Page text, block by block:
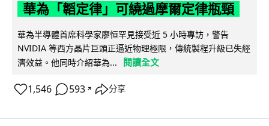
華為「韜定律」可繞過摩爾定律瓶頸
華為半導體首席科學家廖恒罕見接受近 5 小時專訪，警告
NVIDIA 等西方晶片巨頭正逼近物理極限，傳統製程升級已失經
濟效益。他同時介紹華為...
閱讀全文
1,546 593 ↗ 分享